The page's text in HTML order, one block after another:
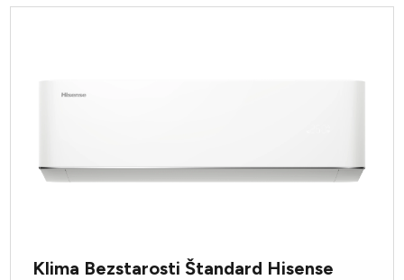
Klima Bezstarosti Štandard Hisense